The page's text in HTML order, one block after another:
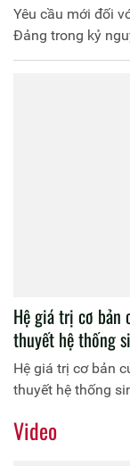
Yêu cầu mới đối
Đảng trong kỷ
Hệ giá trị cơ bản
thuyết hệ thống
Hệ giá trị cơ bản
thuyết hệ thống
Video